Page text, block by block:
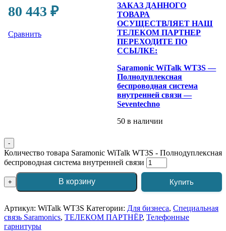
80 443 ₽
Сравнить
ЗАКАЗ ДАННОГО
ТОВАРА
ОСУЩЕСТВЛЯЕТ НАШ
ТЕЛЕКОМ ПАРТНЕР
ПЕРЕХОДИТЕ ПО
ССЫЛКЕ:
Saramonic WiTalk WT3S —
Полнодуплексная
беспроводная система
внутренней связи —
Seventechno
50 в наличии
-
Количество товара Saramonic WiTalk WT3S - Полнодуплексная
беспроводная система внутренней связи
+ В корзину Купить
Артикул: WiTalk WT3S Категории: Для бизнеса, Специальная
связь Saramonics, ТЕЛЕКОМ ПАРТНЁР, Телефонные
гарнитуры